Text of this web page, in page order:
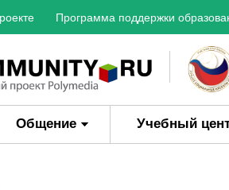
Программа поддержки
Общение Учебный